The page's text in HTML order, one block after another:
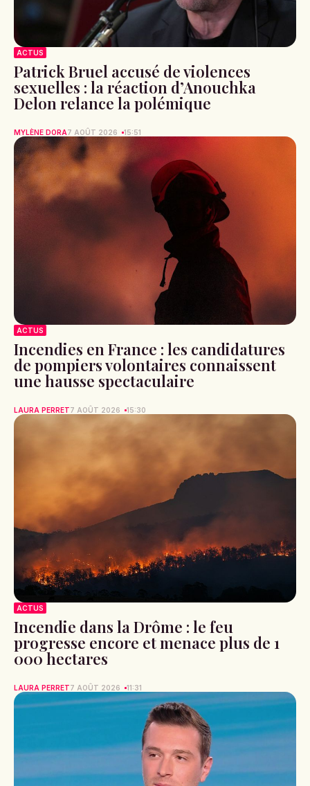
ACTUS
Patrick Bruel accusé de violences
sexuelles : la réaction d’Anouchka
Delon relance la polémique
MYLÈNE DORA7 AOÛT 2026 15:51
ACTUS
Incendies en France : les candidatures
de pompiers volontaires connaissent
une hausse spectaculaire
LAURA PERRET7 AOÛT 2026 15:30
ACTUS
Incendie dans la Drôme : le feu
progresse encore et menace plus de 1
000 hectares
LAURA PERRET7 AOÛT 2026 11:31